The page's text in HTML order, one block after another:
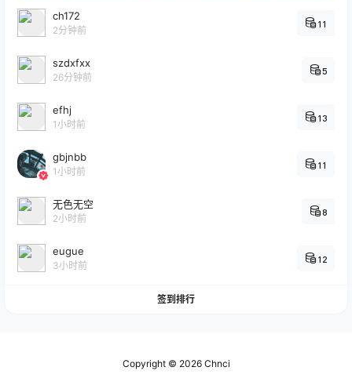
ch172
2分钟前
11
szdxfxx
26分钟前
5
efhj
1小时前
13
gbjnbb
1小时前
11
无色无空
2小时前
8
eugue
3小时前
12
签到排行
Copyright © 2026Chnci